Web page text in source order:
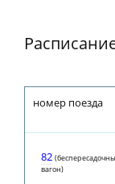
номер поезда
82
вагон)